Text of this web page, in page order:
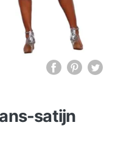
satijn